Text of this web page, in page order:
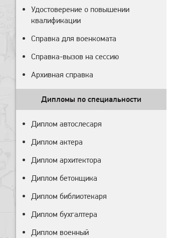
Удостоверение о повышении
квалификации
Справка для военкомата
Справка-вызов на сессию
Архивная справка
Дипломы по специальности
Диплом автослесаря
Диплом актера
Диплом архитектора
Диплом бетонщика
Диплом библиотекаря
Диплом бухгалтера
Диплом военный